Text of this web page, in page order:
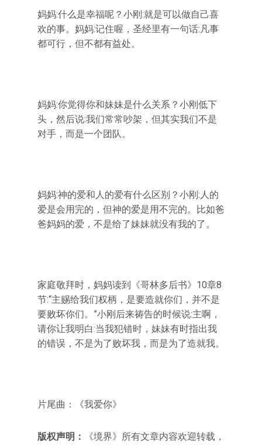
妈妈:什么是幸福呢？小刚:就是可以做自己喜
欢的事。妈妈:记住喔，圣经里有一句话:凡事
都可行，但不都有益处。
妈妈:你觉得你和妹妹是什么关系？小刚低下
头，然后说:我们常常吵架，但其实我们不是
对手，而是一个团队。
妈妈:神的爱和人的爱有什么区别？小刚:人的
爱是会用完的，但神的爱是用不完的。比如爸
爸妈妈的爱，不是给了妹妹就没有我的了。
家庭敬拜时，妈妈读到《哥林多后书》10章8
节:“主赐给我们权柄，是要造就你们，并不是
要败坏你们。”小刚后来祷告的时候说:主啊，
请你让我明白:当我犯错时，妹妹有时指出我
的错误，不是为了败坏我，而是为了造就我。
片尾曲：《我爱你》
版权声明：
《境界》所有文章内容欢迎转载，